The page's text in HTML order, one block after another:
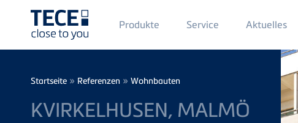
Main
Menü
1
Produkte Service Aktuelles
Breadcrumb
Startseite » Referenzen » Wohnbauten
KVIRKELHUSEN, MALMÖ